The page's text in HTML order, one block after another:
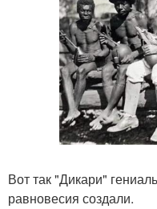
Вот так "Дикари"
равновесия создали.